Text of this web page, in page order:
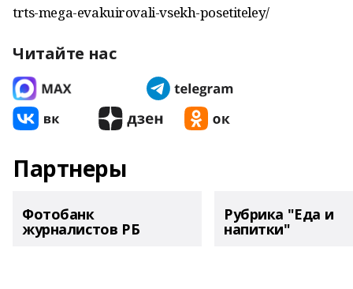
trts-mega-evakuirovali-vsekh-posetiteley/
Читайте нас
Партнеры
Фотобанк
журналистов РБ
Рубрика "Еда и
напитки"